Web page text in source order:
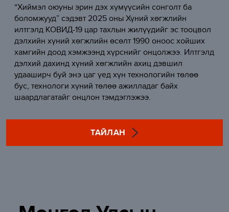
“Хиймэл оюуны эрин дэх хүмүүсийн сонголт ба
боломжууд” сэдэвт 2025 оны Хүний хөгжлийн
илтгэлд КОВИД-19 цар тахлын жилүүдийг эс тооцвол
дэлхийн хүний хөгжлийн өсөлт 1990 оноос хойших
хамгийн доод хэмжээнд хүрснийг онцолжээ. Илтгэлд
дэлхий дахинд хүний хөгжлийн ахиц дэвшил
удааширч буй энэ цаг үед хүн технологийн төлөө
бус, технологи хүний төлөө ажилладаг байх
шаардлагатайг онцлон тэмдэглэжээ.
ТАЙЛАН